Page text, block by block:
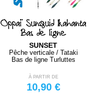
Oppaï Sunsquid Ikahanta
Bas de ligne
SUNSET
Pêche verticale / Tataki
Bas de ligne Turluttes
À PARTIR DE
10,90 €